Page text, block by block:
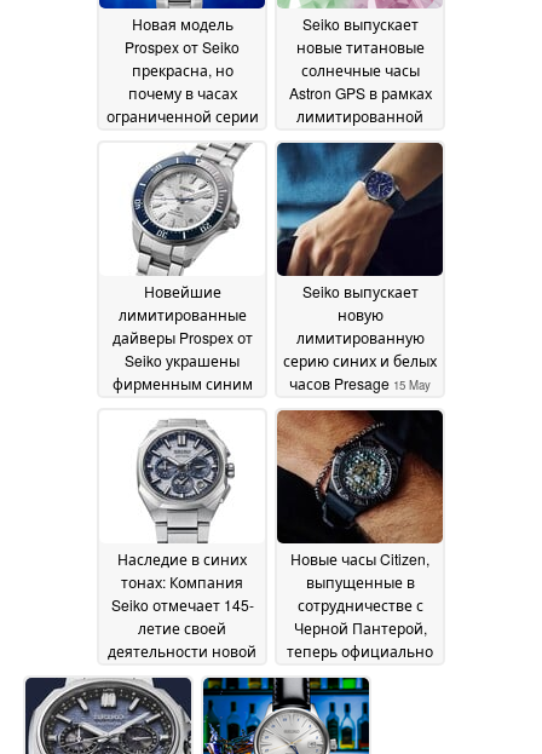
2026
Новая модель
Prospex от Seiko
прекрасна, но
почему в часах
ограниченной серии
стоимостью 750
долларов
используется
бюджетный
механизм?05 June 2026
Seiko выпускает
новые титановые
солнечные часы
Astron GPS в рамках
лимитированной
серии02 June 2026
Новейшие
лимитированные
дайверы Prospex от
Seiko украшены
фирменным синим
May 2026
Seiko выпускает
новую
лимитированную
серию синих и белых
часов Presage 15 May
2026
Наследие в синих
тонах: Компания
Seiko отмечает 145-
летие своей
деятельности новой
поразительной
лимитированной
солнечной серией
Astron GPS14 May 2026
Новые часы Citizen,
выпущенные в
сотрудничестве с
Черной Пантерой,
теперь официально
доступны в США
May 2026